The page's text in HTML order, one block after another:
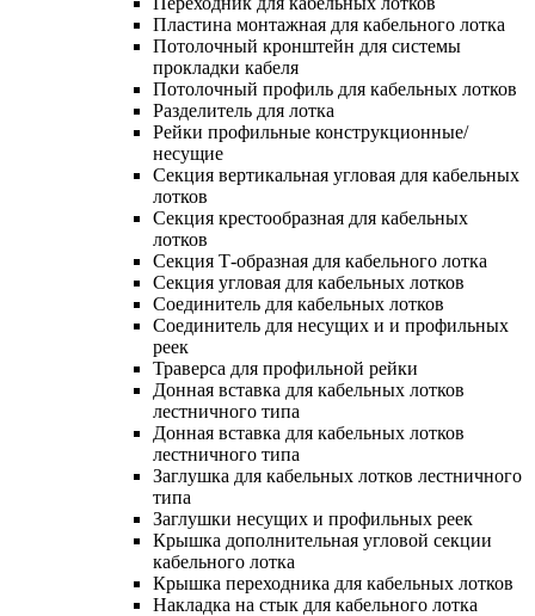
Пластина монтажная для кабельного лотка
Потолочный кронштейн для системы
прокладки кабеля
Потолочный профиль для кабельных лотков
Разделитель для лотка
Рейки профильные конструкционные/
несущие
Секция вертикальная угловая для кабельных
лотков
Секция крестообразная для кабельных
лотков
Секция Т-образная для кабельного лотка
Секция угловая для кабельных лотков
Соединитель для кабельных лотков
Соединитель для несущих и и профильных
реек
Траверса для профильной рейки
Донная вставка для кабельных лотков
лестничного типа
Донная вставка для кабельных лотков
лестничного типа
Заглушка для кабельных лотков лестничного
типа
Заглушки несущих и профильных реек
Крышка дополнительная угловой секции
кабельного лотка
Крышка переходника для кабельных лотков
Накладка на стык для кабельного лотка